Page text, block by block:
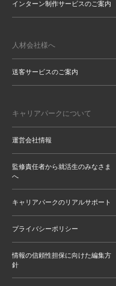
インターン制作サービスのご案内
人材会社様へ
送客サービスのご案内
キャリアパークについて
運営会社情報
監修責任者から就活生のみなさま
へ
キャリアパークのリアルサポート
プライバシーポリシー
情報の信頼性担保に向けた編集方
針